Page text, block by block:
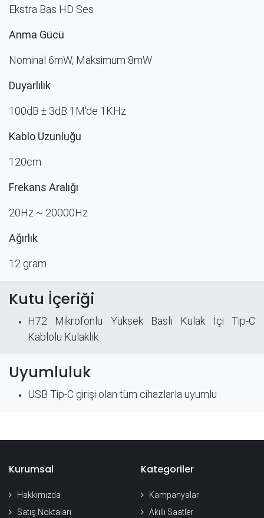
Ekstra Bas HD Ses
Anma Gücü
Nominal 6mW, Maksimum 8mW
Duyarlılık
100dB ± 3dB 1M'de 1KHz
Kablo Uzunluğu
120cm
Frekans Aralığı
20Hz ~ 20000Hz
Ağırlık
12 gram
Kutu İçeriği
H72 Mikrofonlu Yüksek Baslı Kulak İçi Tip-C
Kablolu Kulaklık
Uyumluluk
USB Tip-C girişi olan tüm cihazlarla uyumlu
Kurumsal
Hakkımızda
Satış Noktaları
Kategoriler
Kampanyalar
Akıllı Saatler